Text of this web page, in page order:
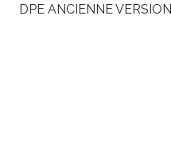
DPE ANCIENNE VERSION